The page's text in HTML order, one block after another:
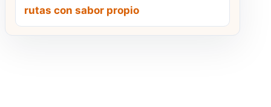
rutas con sabor propio